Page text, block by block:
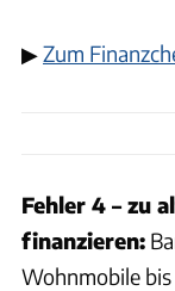
▶Zum
Fehler 4 – zu
finanzieren:
Wohnmobile bis